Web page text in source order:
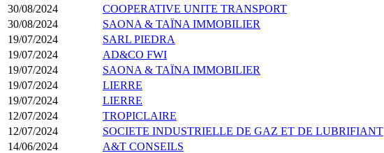
30/08/2024
COOPERATIVE UNITE TRANSPORT
30/08/2024
SAONA & TAÏNA IMMOBILIER
19/07/2024
SARL PIEDRA
19/07/2024
AD&CO FWI
19/07/2024
SAONA & TAÏNA IMMOBILIER
19/07/2024
LIERRE
19/07/2024
LIERRE
12/07/2024
TROPICLAIRE
12/07/2024
SOCIETE INDUSTRIELLE DE GAZ ET DE LUBRIFIANT
14/06/2024
A&T CONSEILS